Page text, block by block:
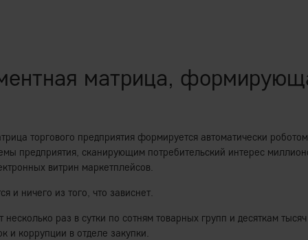
о пределе сложностицелями бизнеса в целом.
стоимости, система материальной
компании/акционеров на счетно-
и выдающуюся рентабельность бизнеса.
матрица,
торгового предприятия формируется автоматически роботом
предприятия, сканирующим потребительский интерес
витрин маркетплейсов.
и ничего из того, что зависнет.
раз в сутки по сотням товарных групп и десяткам тысяч
и коррупции в отделе закупки.